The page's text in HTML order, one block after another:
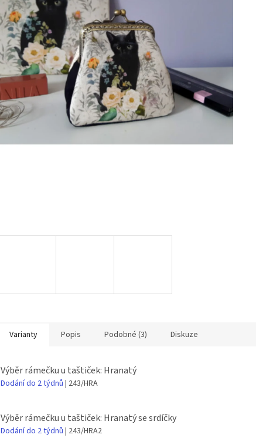
Varianty Popis Podobné (3) Diskuze
Výběr rámečku u taštiček: Hranatý
Dodání do 2 týdnů | 243/HRA
Výběr rámečku u taštiček: Hranatý se srdíčky
Dodání do 2 týdnů | 243/HRA2